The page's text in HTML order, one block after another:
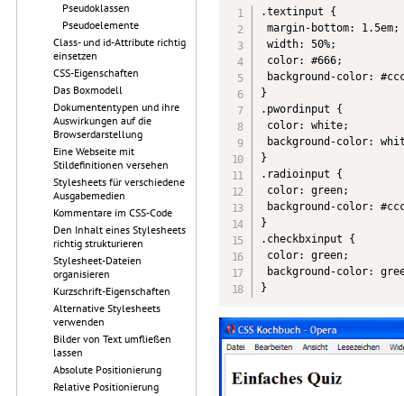
Pseudoklassen
Pseudoelemente
Class- und id-Attribute richtig
einsetzen
CSS-Eigenschaften
Das Boxmodell
Dokumententypen und ihre
Auswirkungen auf die
Browserdarstellung
Eine Webseite mit
Stildefinitionen versehen
Stylesheets für verschiedene
Ausgabemedien
Kommentare im CSS-Code
Den Inhalt eines Stylesheets
richtig strukturieren
Stylesheet-Dateien
organisieren
Kurzschrift-Eigenschaften
Alternative Stylesheets
verwenden
Bilder von Text umfließen
lassen
Absolute Positionierung
Relative Positionierung
.textinput {
margin-bottom: 1.5em;
width: 50%;
color: #666;
background-color:
}
.pwordinput {
color: white;
background-color:
}
.radioinput {
color: green;
background-color:
}
.checkbxinput {
color: green;
background-color:
}